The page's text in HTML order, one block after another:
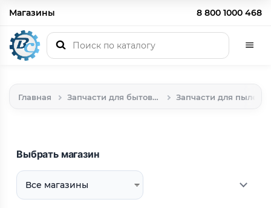
Магазины 8 800 1000 468
Главная Запчасти для бытовой техники
Выбрать магазин